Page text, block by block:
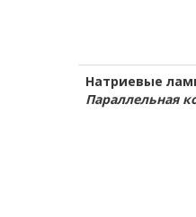
Натриевые
Параллельная